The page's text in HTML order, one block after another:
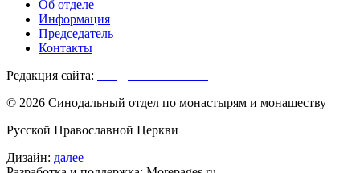
Об отделе
Информация
Председатель
Контакты
Редакция сайта:
© 2026 Синодальный отдел по монастырям и монашеству
Русской Православной Церкви
Дизайн: далее